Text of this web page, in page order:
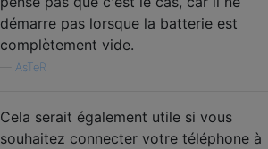
démarre pas lorsque la batterie est
complètement vide.
AsTeR
Cela serait également utile si vous
souhaitez connecter votre téléphone à